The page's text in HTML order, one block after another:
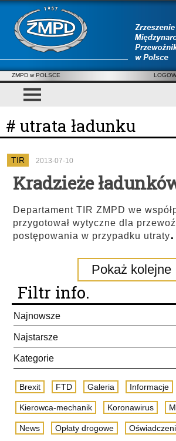
ZMPD w POLSCE
# utrata ładunku
TIR 2013-07-10
Kradzieże
Departament TIR ZMPD we
przygotował wytyczne dla
postępowania w przypadku utraty
Pokaż kolejne
Filtr info.
Najnowsze
Najstarsze
Kategorie
Brexit FTD Galeria Informacje
Kierowca-mechanik Koronawirus
News Opłaty drogowe